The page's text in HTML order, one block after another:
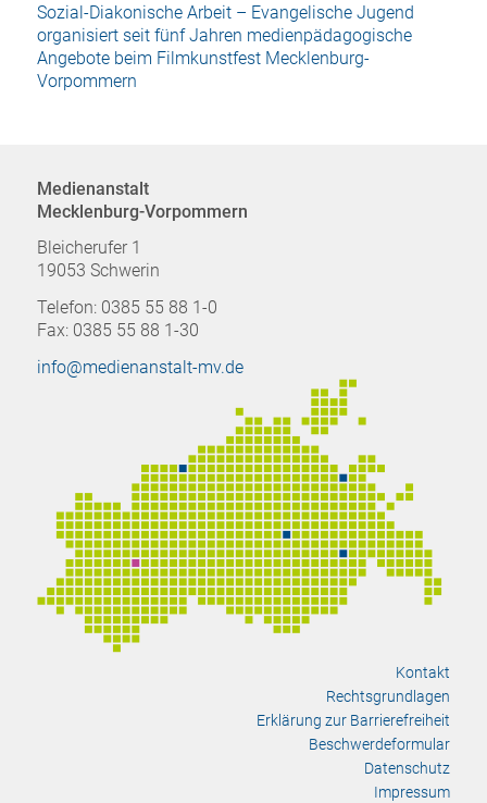
Sozial-Diakonische Arbeit – Evangelische Jugend
organisiert seit fünf Jahren medienpädagogische
Angebote beim Filmkunstfest Mecklenburg-
Vorpommern
Medienanstalt
Mecklenburg-Vorpommern
Bleicherufer 1
19053 Schwerin
Telefon: 0385 55 88 1-0
Fax: 0385 55 88 1-30
info@medienanstalt-mv.de
Kontakt
Rechtsgrundlagen
Erklärung zur Barrierefreiheit
Beschwerdeformular
Datenschutz
Impressum